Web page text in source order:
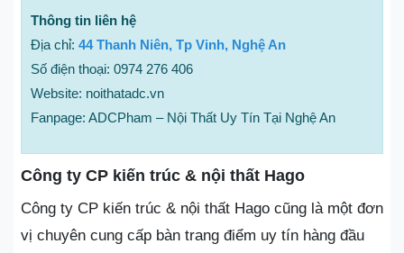
Thông tin liên hệ
Địa chỉ: 44 Thanh Niên, Tp Vinh, Nghệ An
Số điện thoại: 0974 276 406
Website: noithatadc.vn
Fanpage: ADCPham – Nội Thất Uy Tín Tại Nghệ An
Công ty CP kiến trúc & nội thất Hago
Công ty CP kiến trúc & nội thất Hago cũng là một đơn
vị chuyên cung cấp bàn trang điểm uy tín hàng đầu